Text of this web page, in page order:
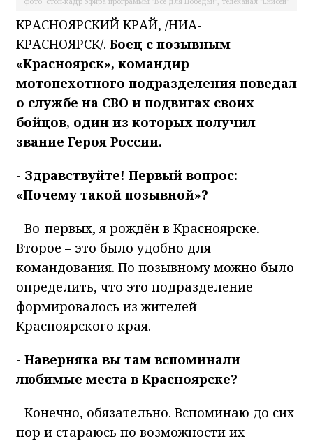
КРАСНОЯРСКИЙ КРАЙ, /НИА-
КРАСНОЯРСК/. Боец с позывным
«Красноярск», командир
мотопехотного подразделения поведал
о службе на СВО и подвигах своих
бойцов, один из которых получил
звание Героя России.
- Здравствуйте! Первый вопрос:
«Почему такой позывной»?
- Во-первых, я рождён в Красноярске.
Второе – это было удобно для
командования. По позывному можно было
определить, что это подразделение
формировалось из жителей
Красноярского края.
- Наверняка вы там вспоминали
любимые места в Красноярске?
- Конечно, обязательно. Вспоминаю до сих
пор и стараюсь по возможности их